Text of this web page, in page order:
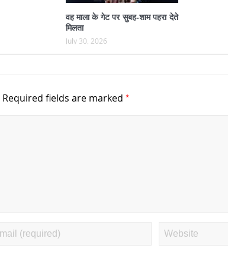
वह माला के गेट पर सुबह-शाम पहरा देते
मिलता
July 30, 2026
Required fields are marked *